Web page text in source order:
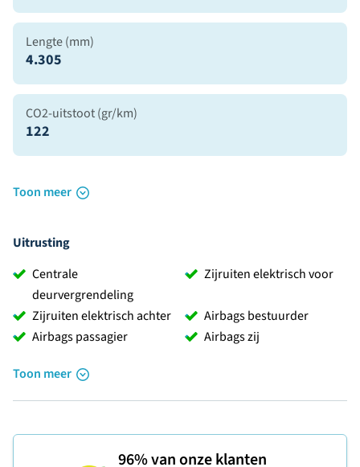
Lengte (mm)
4.305
CO2-uitstoot (gr/km)
122
Toon meer
Uitrusting
Centrale
deurvergrendeling
Zijruiten elektrisch voor
Zijruiten elektrisch achter
Airbags bestuurder
Airbags passagier
Airbags zij
Toon meer
96%van onze klanten